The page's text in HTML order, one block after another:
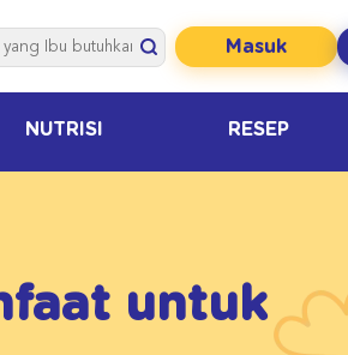
Masuk
NUTRISI RESEP
untuk